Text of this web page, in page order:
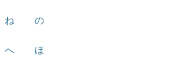
ね の
へ ほ